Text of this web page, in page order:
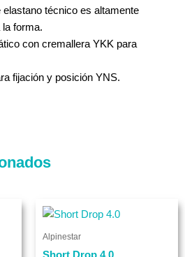
elastano técnico es altamente
forma.
con cremallera YKK para
fijación y posición YNS.
Alpinestar